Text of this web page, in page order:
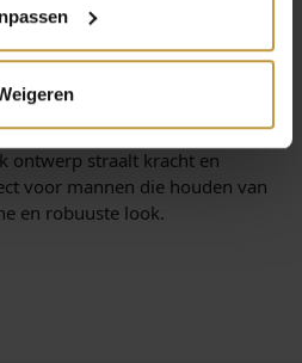
AZE JEWELS
heren­sieraden met karakter.
zijn gemaakt van leer, staal
ontwerp straalt kracht en
voor mannen die houden van
en robuuste look.